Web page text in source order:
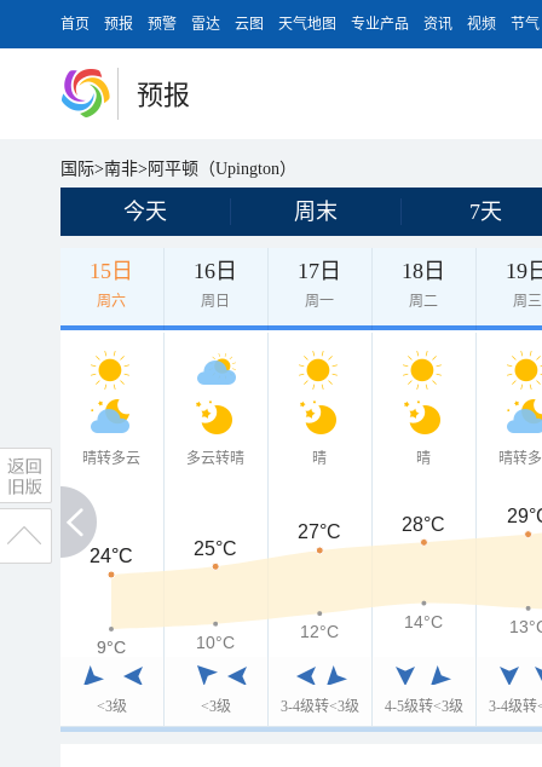
首页 预报 预警 雷达 云图 天气地图 专业产品 资讯 视频 节气
预报
国际>南非> 阿平顿（Upington）
今天 周末 7天
15日
周六
16日
周日
17日
周一
18日
周二
19
周三
晴转多云
<3级
多云转晴
<3级
晴
3-4级转<3级
晴
4-5级转<3级
晴转
3-4级转
24°C
24°C 25°C
27°C 28°C
9°C
9°C 10°C
12°C
14°C